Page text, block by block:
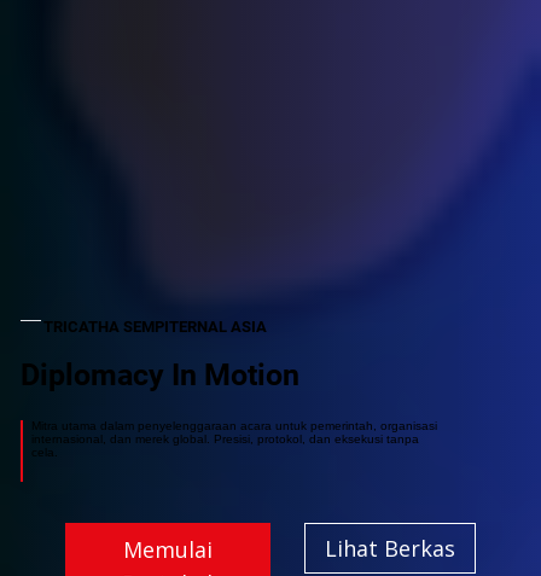
TRICATHA SEMPITERNAL ASIA
Diplomacy In Motion
Mitra utama dalam penyelenggaraan acara untuk pemerintah, organisasi
internasional, dan merek global. Presisi, protokol, dan eksekusi tanpa
cela.
Memulai
Lihat Berkas